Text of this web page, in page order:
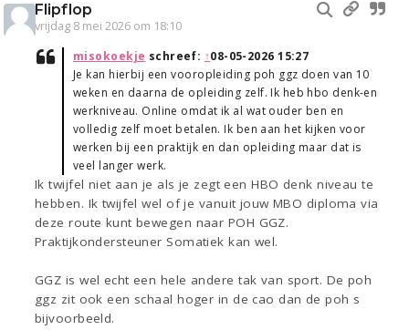
Flipflop
vrijdag 8 mei 2026 om 18:10
misokoekje schreef: ↑08-05-2026 15:27
Je kan hierbij een vooropleiding poh ggz doen van 10
weken en daarna de opleiding zelf. Ik heb hbo denk-en
werkniveau. Online omdat ik al wat ouder ben en
volledig zelf moet betalen. Ik ben aan het kijken voor
werken bij een praktijk en dan opleiding maar dat is
veel langer werk.
Ik twijfel niet aan je als je zegt een HBO denk niveau te
hebben. Ik twijfel wel of je vanuit jouw MBO diploma via
deze route kunt bewegen naar POH GGZ.
Praktijkondersteuner Somatiek kan wel.
GGZ is wel echt een hele andere tak van sport. De poh
ggz zit ook een schaal hoger in de cao dan de poh s
bijvoorbeeld.